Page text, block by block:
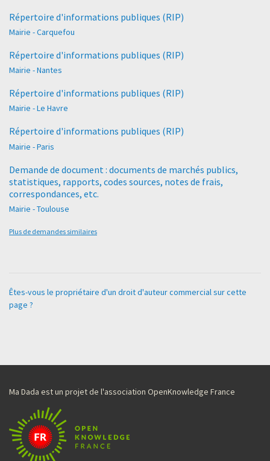
Répertoire d'informations publiques (RIP)
Mairie - Carquefou
Répertoire d'informations publiques (RIP)
Mairie - Nantes
Répertoire d'informations publiques (RIP)
Mairie - Le Havre
Répertoire d'informations publiques (RIP)
Mairie - Paris
Demande de document : documents de marchés publics,
statistiques, rapports, codes sources, notes de frais,
correspondances, etc.
Mairie - Toulouse
Plus de demandes similaires
Êtes-vous le propriétaire d'un droit d'auteur commercial sur cette
page ?
Ma Dada est un projet de l'association OpenKnowledge France